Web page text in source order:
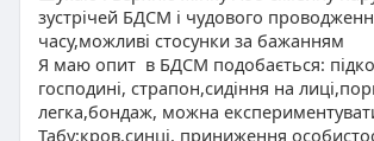
зустрічей БДСМ і чудового
часу,можливі стосунки за бажанням
Я маю опит в БДСМ подобається:
господині, страпон,сидіння на
легка,бондаж, можна
Табу:кров,синці, приниження